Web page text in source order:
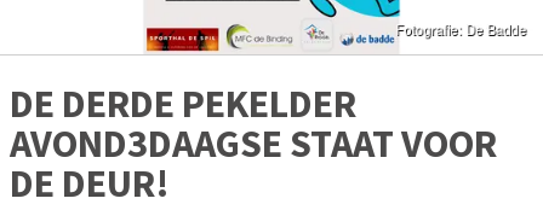
DE DERDE PEKELDER
AVOND3DAAGSE STAAT VOOR
DE DEUR!